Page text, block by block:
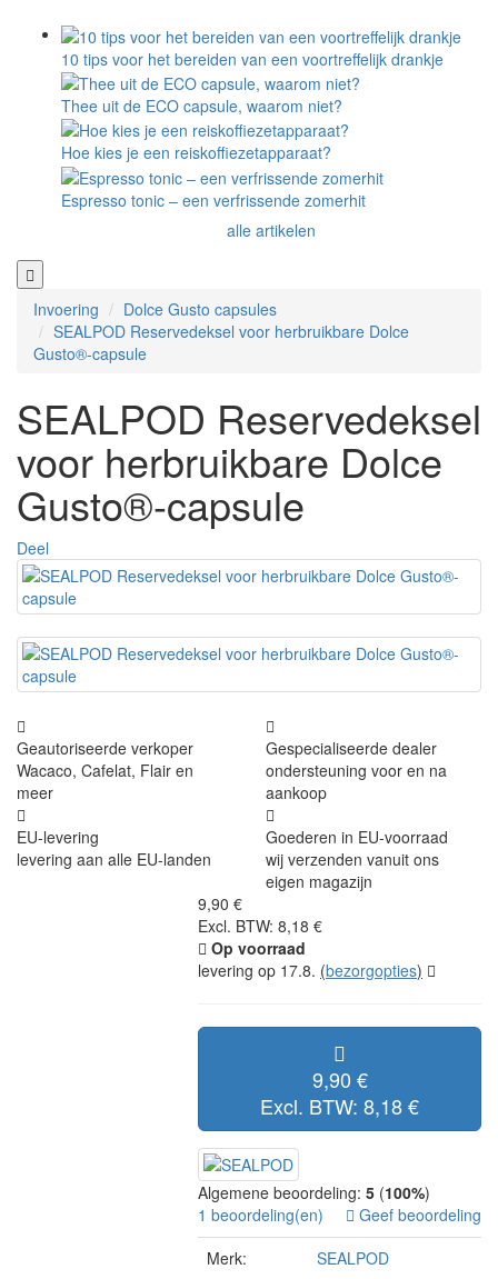
10 tips voor het bereiden van een voortreffelijk drankje
Thee uit de ECO capsule, waarom niet?
Hoe kies je een reiskoffiezetapparaat?
Espresso tonic – een verfrissende zomerhit
alle artikelen
Invoering
Dolce Gusto capsules
SEALPOD Reservedeksel voor herbruikbare Dolce
Gusto®-capsule
SEALPOD Reservedeksel
voor herbruikbare Dolce
Gusto®-capsule
Deel
Geautoriseerde verkoper
Wacaco, Cafelat, Flair en
meer
Gespecialiseerde dealer
ondersteuning voor en na
aankoop
EU-levering
levering aan alle EU-landen
Goederen in EU-voorraad
wij verzenden vanuit ons
eigen magazijn
9,90 €
Excl. BTW: 8,18 €
Op voorraad
levering op 17.8. (bezorgopties)
9,90 €
Excl. BTW: 8,18 €
Algemene beoordeling: 5 (100%)
1 beoordeling(en)
Geef beoordeling
Merk:
SEALPOD